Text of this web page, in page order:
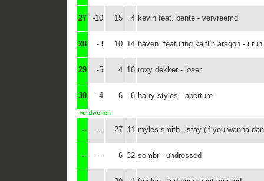
27 -10 15 4 kevin feat. bente - vervreemd
28 -3 10 14 haven. featuring kaitlin aragon - i run
29 -5 4 16 roxy dekker - loser
30 -4 6 6 harry styles - aperture
-- --- 27 11 myles smith - stay (if you wanna
-- --- 6 32 sombr - undressed